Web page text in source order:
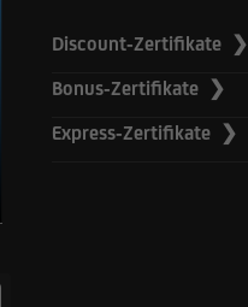
Discount-Zertifikate ❯
Bonus-Zertifikate ❯
Express-Zertifikate ❯